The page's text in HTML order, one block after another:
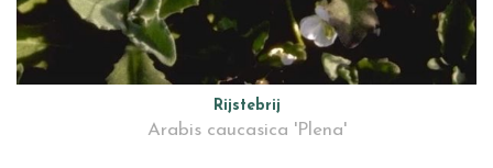
Rijstebrij
Arabis caucasica 'Plena'